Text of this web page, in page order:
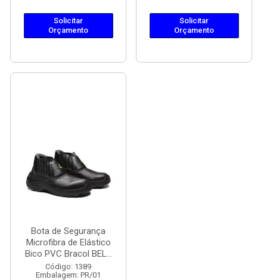
Solicitar
Orçamento
Solicitar
Orçamento
Bota de Segurança
Microfibra de Elástico
Bico PVC Bracol BEL...
Código: 1389
Embalagem: PR/01